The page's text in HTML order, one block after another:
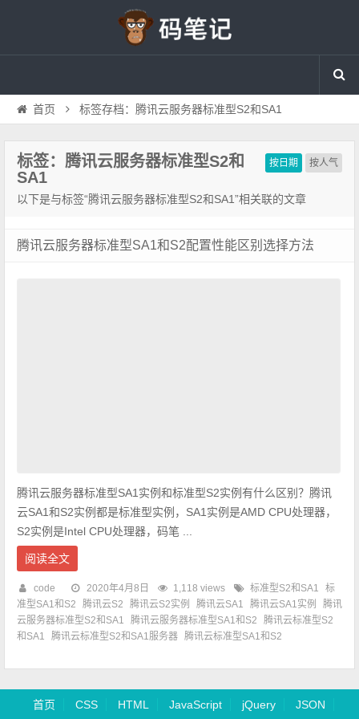
首页 标签存档：腾讯云服务器标准型S2和SA1
按日期 按人气
标签：腾讯云服务器标准型S2和
SA1
以下是与标签“腾讯云服务器标准型S2和SA1”相关联的文章
腾讯云服务器标准型SA1和S2配置性能区别选择方法
腾讯云服务器标准型SA1实例和标准型S2实例有什么区别？腾讯
云SA1和S2实例都是标准型实例，SA1实例是AMD CPU处理器，
S2实例是Intel CPU处理器，码笔 ...
阅读全文
code 2020年4月8日 1,118 views 标准型S2和SA1
标
准型SA1和S2
腾讯云S2 腾讯云S2实例 腾讯云SA1 腾讯云SA1实例
腾讯
云服务器标准型S2和SA1
腾讯云服务器标准型SA1和S2
腾讯云标准型S2
和SA1
腾讯云标准型S2和SA1服务器 腾讯云标准型SA1和S2
首页 CSS HTML JavaScript jQuery JSON